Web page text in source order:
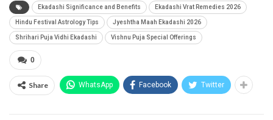
Ekadashi Significance and Benefits Ekadashi Vrat Remedies 2026
Hindu Festival Astrology Tips Jyeshtha Maah Ekadashi 2026
Shrihari Puja Vidhi Ekadashi Vishnu Puja Special Offerings
0
Share WhatsApp Facebook Twitter